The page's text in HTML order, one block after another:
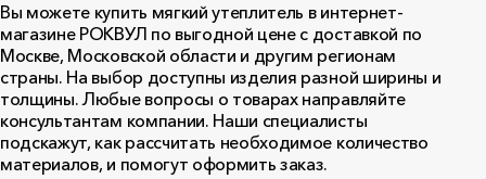
Вы можете купить мягкий утеплитель в интернет-
магазине РОКВУЛ по выгодной цене с доставкой по
Москве, Московской области и другим регионам
страны. На выбор доступны изделия разной ширины и
толщины. Любые вопросы о товарах направляйте
консультантам компании. Наши специалисты
подскажут, как рассчитать необходимое количество
материалов, и помогут оформить заказ.